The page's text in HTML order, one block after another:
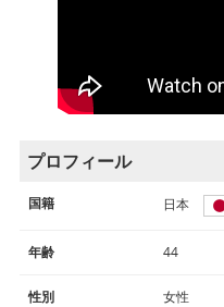
プロフィール
国籍 日本
年齢 44
性別 女性